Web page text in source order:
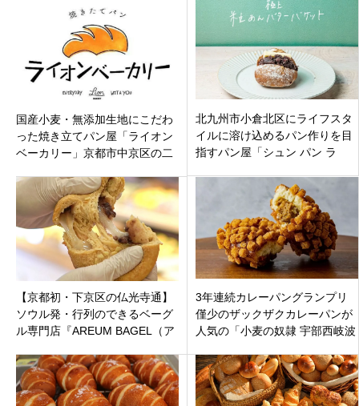
駅に2月5日オープンです。
国産小麦・無添加生地にこだわ
った焼き立てパン屋「ライオン
ベーカリー」京都市中京区の二
北九州市小倉北区にライフスタ
イルに溶け込めるパン作りを目
指すパン屋「シュン パン ラ
【京都初・下京区の仏光寺通】
ソウル発・行列のできるベーグ
ル専門店『AREUM BAGEL（ア
3年連続カレーパングランプリ
僅少のザックザクカレーパンが
人気の「小麦の奴隷 宇部西岐波